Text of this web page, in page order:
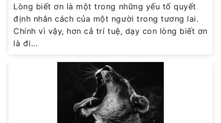
Lòng biết ơn là một trong những yếu tố quyết
định nhân cách của một người trong tương lai.
Chính vì vậy, hơn cả trí tuệ, dạy con lòng biết ơn
là đi...